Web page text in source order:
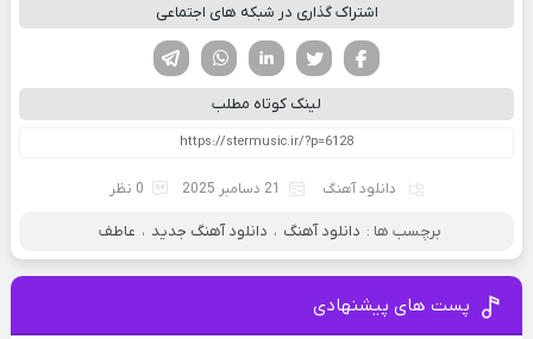
اشتراک گذاری در شبکه های اجتماعی
لینکدین تویتر
فیسوک
لینک کوتاه مطلب
دانلود آهنگ 21 دسامبر 2025 0 نظر
برچسب ها : دانلود آهنگ ، دانلود آهنگ جدید ، عاطف
پست های پیشنهادی